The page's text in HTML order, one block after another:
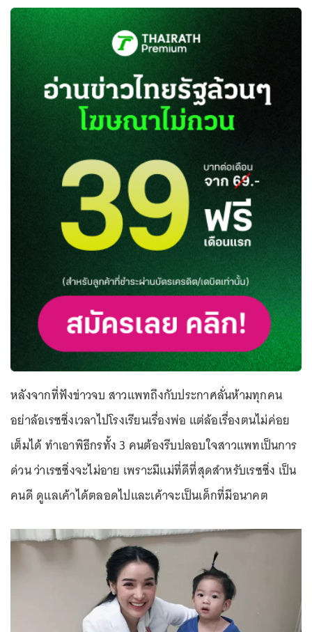
หลังจากที่ฟังข่าวจบ สาวแพทถึงกับประกาศลั่นห้ามทุกคน
อย่าล้อเรซซิ่งเวลาไปโรงเรียนเรื่องพ่อ แต่ล้อเรื่องตนไม่ค่อย
เต็มได้ ทำเอาพิธีกรทั้ง 3 คนต้องรีบปลอบใจสาวแพทเป็นการ
ด่วน ว่าเรซซิ่งจะไม่อาย เพราะมีแม่ที่ดีที่สุดสำหรับเรซซิ่ง เป็น
คนดี ดูแลเค้าได้ตลอดไปและเค้าจะเป็นเด็กที่มีอนาคต